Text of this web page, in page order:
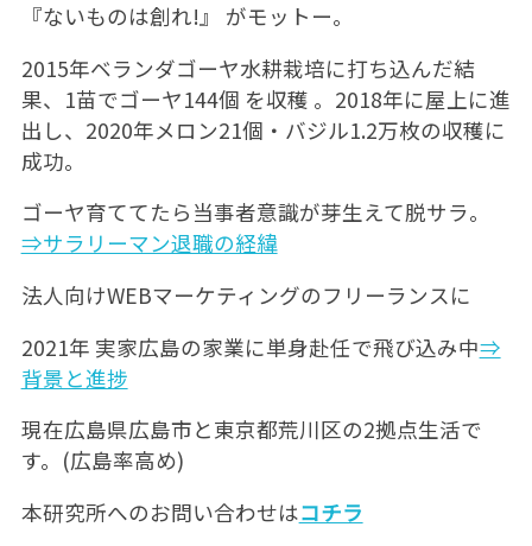
『ないものは創れ!』 がモットー。
2015年ベランダゴーヤ水耕栽培に打ち込んだ結
果、1苗でゴーヤ144個 を収穫 。2018年に屋上に進
出し、2020年メロン21個・バジル1.2万枚の収穫に
成功。
ゴーヤ育ててたら当事者意識が芽生えて脱サラ。
⇒サラリーマン退職の経緯
法人向けWEBマーケティングのフリーランスに
2021年 実家広島の家業に単身赴任で飛び込み中⇒
背景と進捗
現在広島県広島市と東京都荒川区の2拠点生活で
す。(広島率高め)
本研究所へのお問い合わせはコチラ